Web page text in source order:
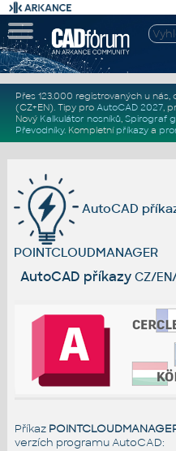
Přes 123.000 registrovaných u nás,
(CZ+EN). Tipy pro AutoCAD 2027,
Nový Kalkulátor nosníků, Spirograf
Převodníky. Kompletní příkazya
AutoCAD
POINTCLOUDMANAGER
AutoCAD příkazy CZ/
Příkaz
verzích programu AutoCAD: